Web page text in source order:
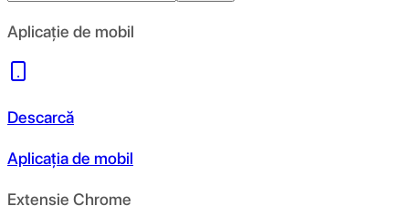
Aplicație de mobil
Descarcă
Aplicația de mobil
Extensie Chrome